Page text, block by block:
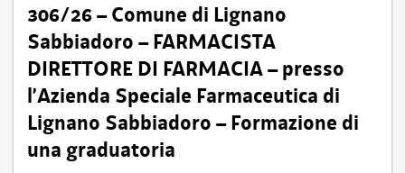
306/26 – Comune di Lignano
Sabbiadoro – FARMACISTA
DIRETTORE DI FARMACIA – presso
l’Azienda Speciale Farmaceutica di
Lignano Sabbiadoro – Formazione di
una graduatoria